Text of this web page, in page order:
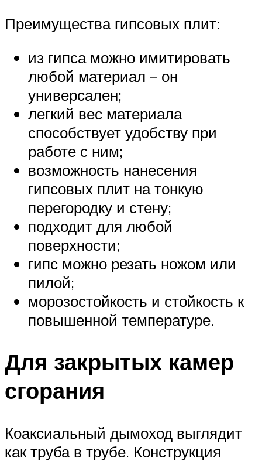
Преимущества гипсовых плит:
из гипса можно имитировать
любой материал – он
универсален;
легкий вес материала
способствует удобству при
работе с ним;
возможность нанесения
гипсовых плит на тонкую
перегородку и стену;
подходит для любой
поверхности;
гипс можно резать ножом или
пилой;
морозостойкость и стойкость к
повышенной температуре.
Для закрытых камер
сгорания
Коаксиальный дымоход выглядит
как труба в трубе. Конструкция